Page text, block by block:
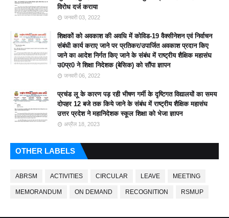
विरोध दर्ज कराया
जनवरी 03, 2022
शिक्षकों को अवकाश की अवधि में कोविड-19 वैक्सीनेशन एवं निर्वाचन
संबंधी कार्य कराए जाने पर प्रतिकर/उपार्जित अवकाश प्रदान किए
जाने का आदेश निर्गत किए जाने के संबंध में राष्ट्रीय शैक्षिक महासंघ
उ0प्र0 ने शिक्षा निदेशक (बेसिक) को सौंपा ज्ञापन
जनवरी 06, 2022
प्रचंड लू के कारण पड़ रही भीषण गर्मी के दृष्टिगत विद्यालयों का समय
दोपहर 12 बजे तक किये जाने के संबंध में राष्ट्रीय शैक्षिक महासंघ
उत्तर प्रदेश ने महानिदेशक स्कूल शिक्षा को भेजा ज्ञापन
अप्रैल 18, 2023
OTHER LABELS
ABRSM ACTIVITIES CIRCULAR LEAVE MEETING
MEMORANDUM ON DEMAND RECOGNITION RSMUP